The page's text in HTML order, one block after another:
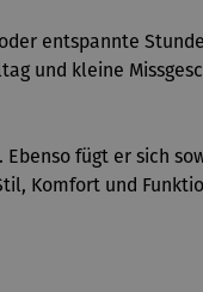
entspannte
und kleine
fügt er sich
Komfort und